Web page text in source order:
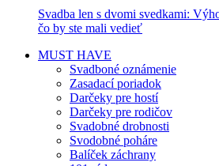
Svadba len s dvomi svedkami:
čo by ste mali vedieť
MUST HAVE
Svadboné oznámenie
Zasadací poriadok
Darčeky pre hostí
Darčeky pre rodičov
Svadobné drobnosti
Svodobné poháre
Balíček záchrany